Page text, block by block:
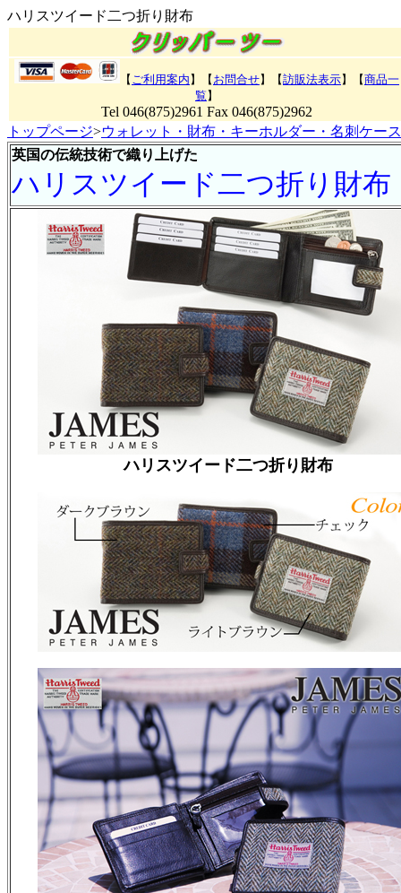
ハリスツイード二つ折り財布
【 ご利用案内 】【 お問合せ】【訪販法表示】 【商品一
覧 】
Tel 046(875)2961 Fax 046(875)2962
トップページ>ウォレット・財布・キーホルダー・名刺ケース
英国の伝統技術で織り上げた
ハリスツイード二つ折り財布
ハリスツイード二つ折り財布